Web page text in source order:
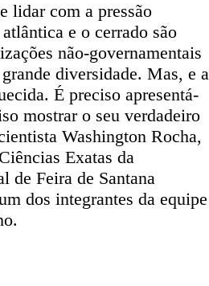
lidar com a pressão
e o cerrado são
não-governamentais
diversidade. Mas, e a
É preciso apresentá-
mostrar o seu verdadeiro
Washington Rocha,
Exatas da
de Feira de Santana
dos integrantes da equipe